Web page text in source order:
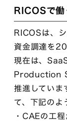
RICOSで働
RICOSは、
資金調達を
現在は、
Production
推進していま
て、下記のよ
・CAEの工